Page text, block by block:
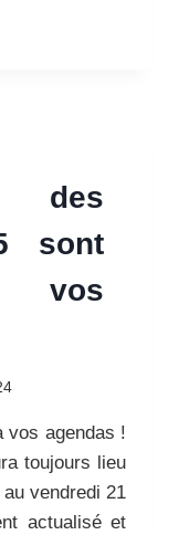
des
sont
vos
vos agendas !
toujours lieu
vendredi 21
actualisé et